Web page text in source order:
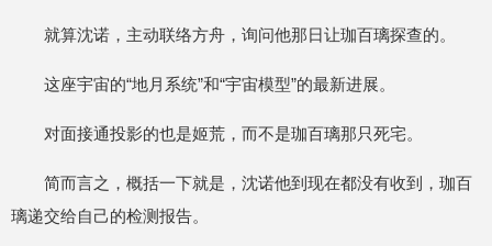
就算沈诺，主动联络方舟，询问他那日让珈百璃探查的。
这座宇宙的“地月系统”和“宇宙模型”的最新进展。
对面接通投影的也是姬荒，而不是珈百璃那只死宅。
简而言之，概括一下就是，沈诺他到现在都没有收到，珈百
璃递交给自己的检测报告。